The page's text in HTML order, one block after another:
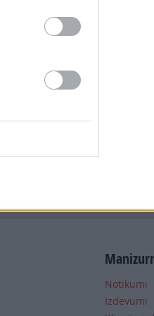
Notikumi
Izdevumi